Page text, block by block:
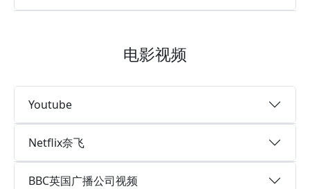
电影视频
Youtube
Netflix奈飞
BBC英国广播公司视频